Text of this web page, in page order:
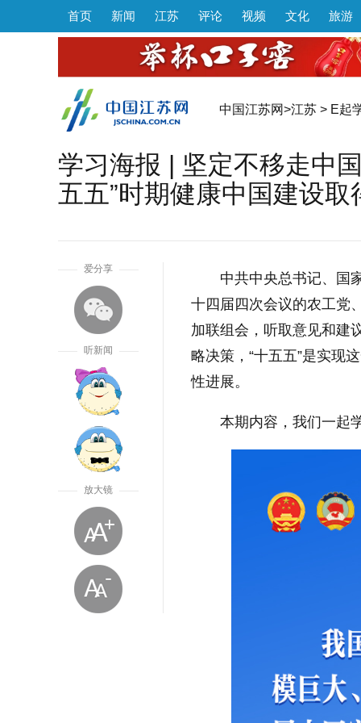
首页 新闻 江苏 评论 视频 文化 旅游
中国江苏网>江苏 > E起
学习海报 | 坚定不移走中
五五”时期健康中国建设
爱分享
听新闻
放大镜
中共中央总书记、国
十四届四次会议的农工党
加联组会，听取意见和建
略决策，“十五五”是实现
性进展。
本期内容，我们一起